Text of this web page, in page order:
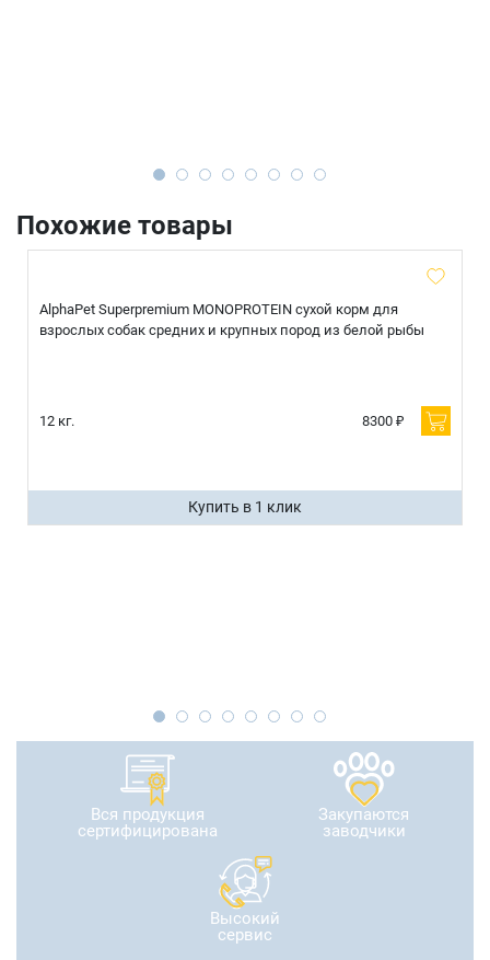
Похожие товары
AlphaPet Superpremium MONOPROTEIN сухой корм для
взрослых собак средних и крупных пород из белой рыбы
12 кг. 8300 ₽
Купить в 1 клик
Вся продукция
сертифицирована
Закупаются
заводчики
Высокий
сервис